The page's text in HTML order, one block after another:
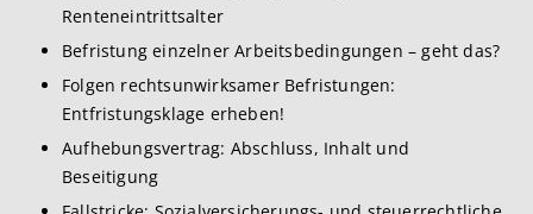
Renteneintrittsalter
Befristung einzelner Arbeitsbedingungen – geht das?
Folgen rechtsunwirksamer Befristungen:
Entfristungsklage erheben!
Aufhebungsvertrag: Abschluss, Inhalt und
Beseitigung